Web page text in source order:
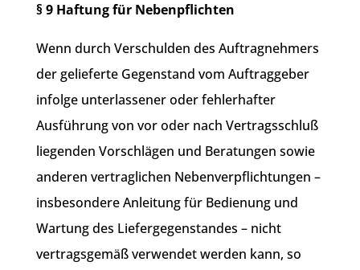
§ 9 Haftung für Nebenpflichten
Wenn durch Verschulden des Auftragnehmers
der gelieferte Gegenstand vom Auftraggeber
infolge unterlassener oder fehlerhafter
Ausführung von vor oder nach Vertragsschluß
liegenden Vorschlägen und Beratungen sowie
anderen vertraglichen Nebenverpflichtungen –
insbesondere Anleitung für Bedienung und
Wartung des Liefergegenstandes – nicht
vertragsgemäß verwendet werden kann, so